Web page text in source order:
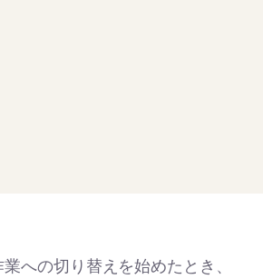
への切り替えを始めたとき、